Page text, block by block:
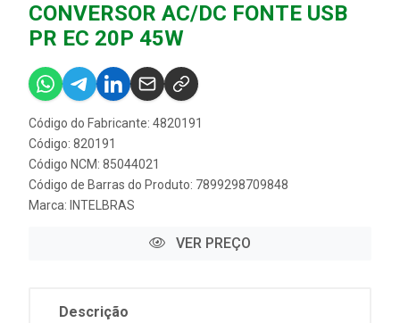
CONVERSOR AC/DC FONTE USB
PR EC 20P 45W
Código do Fabricante: 4820191
Código: 820191
Código NCM: 85044021
Código de Barras do Produto: 7899298709848
Marca: INTELBRAS
VER PREÇO
Descrição